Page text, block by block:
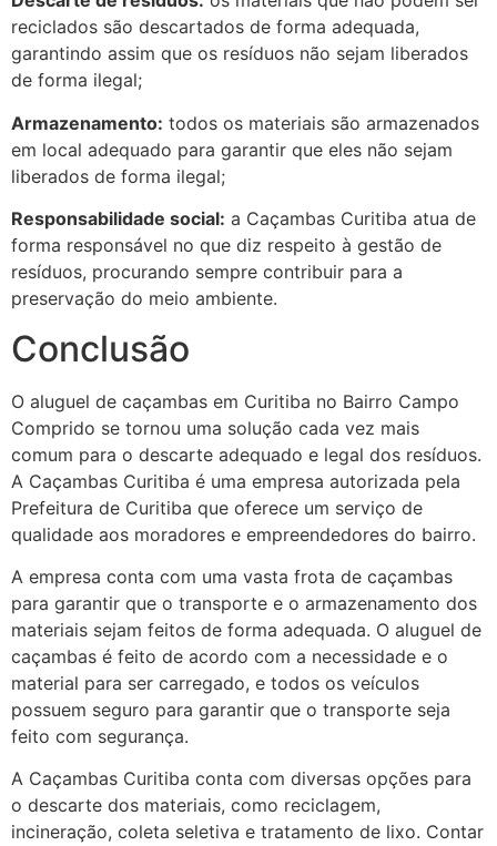
reciclados são descartados de forma adequada,
garantindo assim que os resíduos não sejam liberados
de forma ilegal;
Armazenamento: todos os materiais são armazenados
em local adequado para garantir que eles não sejam
liberados de forma ilegal;
Responsabilidade social: a Caçambas Curitiba atua de
forma responsável no que diz respeito à gestão de
resíduos, procurando sempre contribuir para a
preservação do meio ambiente.
Conclusão
O aluguel de caçambas em Curitiba no Bairro Campo
Comprido se tornou uma solução cada vez mais
comum para o descarte adequado e legal dos resíduos.
A Caçambas Curitiba é uma empresa autorizada pela
Prefeitura de Curitiba que oferece um serviço de
qualidade aos moradores e empreendedores do bairro.
A empresa conta com uma vasta frota de caçambas
para garantir que o transporte e o armazenamento dos
materiais sejam feitos de forma adequada. O aluguel de
caçambas é feito de acordo com a necessidade e o
material para ser carregado, e todos os veículos
possuem seguro para garantir que o transporte seja
feito com segurança.
A Caçambas Curitiba conta com diversas opções para
o descarte dos materiais, como reciclagem,
incineração, coleta seletiva e tratamento de lixo. Contar